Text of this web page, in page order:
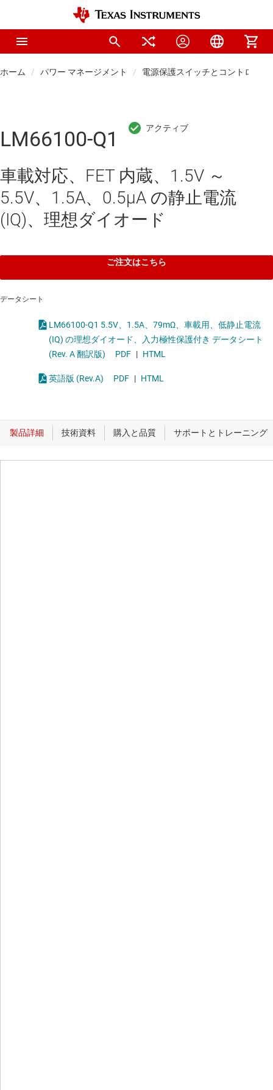
ホーム パワー マネージメント 電源保護スイッチとコントローラ
LM66100-Q1
車載対応、FET 内蔵、1.5V ～
5.5V、1.5A、0.5μA の静止電流
(IQ)、理想ダイオード
ご注文はこちら
データシート
LM66100-Q1 5.5V、1.5A、79mΩ、車載用、低静止電流
(IQ) の理想ダイオード、入力極性保護付き データシート
(Rev. A 翻訳版)
PDF | HTML
英語版 (Rev.A) PDF | HTML